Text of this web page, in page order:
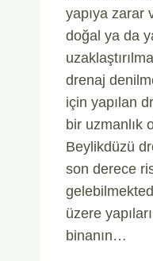
yapıya zarar
doğal ya da
drenaj
için yapılan
bir uzmanlık
Beylikdüzü
son derece
üzere
binanın…